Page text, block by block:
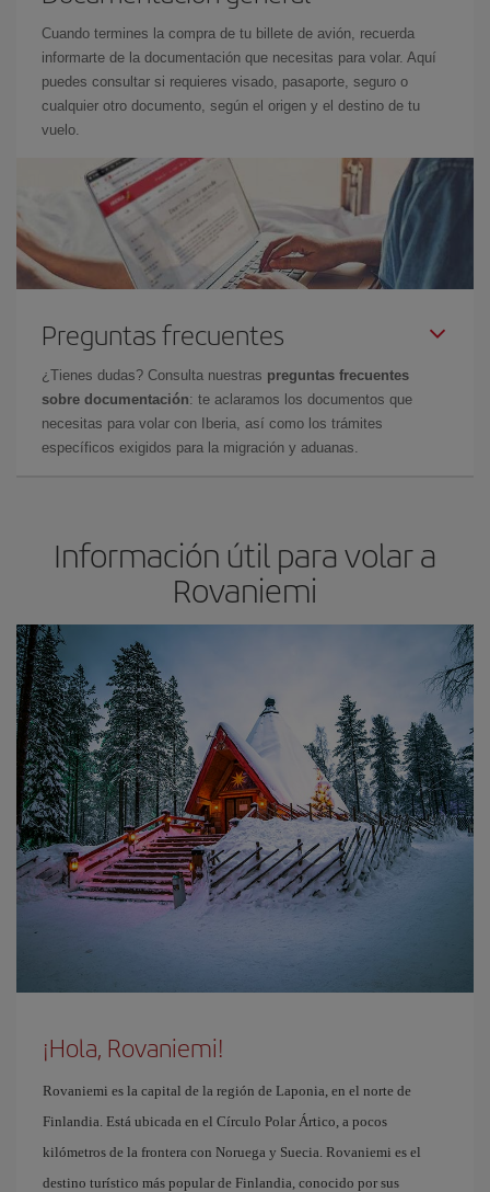
Cuando termines la compra de tu billete de avión, recuerda
informarte de la documentación que necesitas para volar. Aquí
puedes consultar si requieres visado, pasaporte, seguro o
cualquier otro documento, según el origen y el destino de tu
vuelo.
Preguntas frecuentes
¿Tienes dudas? Consulta nuestras preguntas frecuentes
sobre documentación: te aclaramos los documentos que
necesitas para volar con Iberia, así como los trámites
específicos exigidos para la migración y aduanas.
Información útil para volar a
Rovaniemi
¡Hola, Rovaniemi!
Rovaniemi es la capital de la región de Laponia, en el norte de
Finlandia. Está ubicada en el Círculo Polar Ártico, a pocos
kilómetros de la frontera con Noruega y Suecia. Rovaniemi es el
destino turístico más popular de Finlandia, conocido por sus